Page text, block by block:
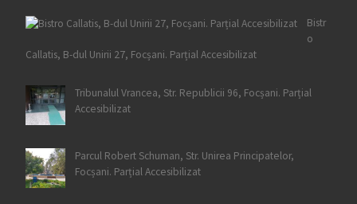
Bistr
o
Callatis, B-dul Unirii 27, Focșani. Parțial Accesibilizat
Tribunalul Vrancea, Str. Republicii 96, Focșani. Parțial
Accesibilizat
Parcul Robert Schuman, Str. Unirea Principatelor,
Focșani. Parțial Accesibilizat